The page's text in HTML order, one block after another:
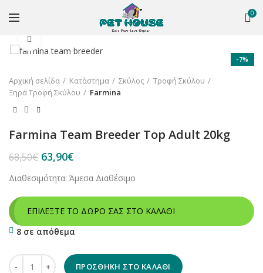
0
-7%
Αρχική σελίδα Κατάστημα Σκύλος
Τροφή Σκύλου
Ξηρά Τροφή Σκύλου
Farmina
Farmina Team Breeder Top Adult 20kg
68,50€ Original
was:
68,50€.
63,90€Η
τιμή
είναι:
63,90€.
Διαθεσιμότητα: Άμεσα Διαθέσιμο
ΕΠΙΛΕΞΤΕ ΤΟ ΔΩΡΟ ΣΑΣ ΣΤΟ ΚΑΛΑΘΙ
8 σε απόθεμα
Farmina Team Breeder Top Adult 20kg ποσότητα
ΠΡΟΣΘΉΚΗ ΣΤΟ ΚΑΛΆΘΙ